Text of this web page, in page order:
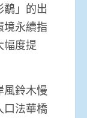
鷸」的出
境永續指
幅度提
風鈴木慢
口法華橋